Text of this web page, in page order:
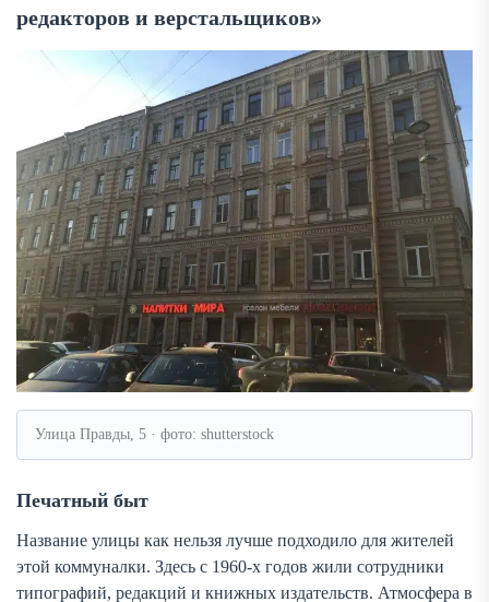
редакторов и верстальщиков»
Улица Правды, 5 · фото: shutterstock
Печатный быт
Название улицы как нельзя лучше подходило для жителей
этой коммуналки. Здесь с 1960-х годов жили сотрудники
типографий, редакций и книжных издательств. Атмосфера в